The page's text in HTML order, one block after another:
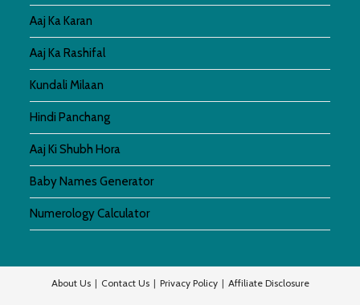
Aaj Ka Karan
Aaj Ka Rashifal
Kundali Milaan
Hindi Panchang
Aaj Ki Shubh Hora
Baby Names Generator
Numerology Calculator
About Us Contact Us Privacy Policy Affiliate Disclosure